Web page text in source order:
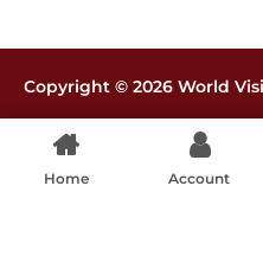
Copyright © 2026 World
Políticas de tratamiento de
Home Account